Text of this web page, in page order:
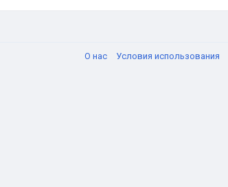
О нас Условия использования